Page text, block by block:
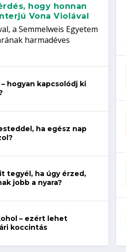
hogy honnan
Vona Violával
a Semmelweis Egyetem
harmadéves
hogyan kapcsolódj ki
ha egész nap
tegyél, ha úgy érzed,
jobb a nyara?
– ezért lehet
koccintás